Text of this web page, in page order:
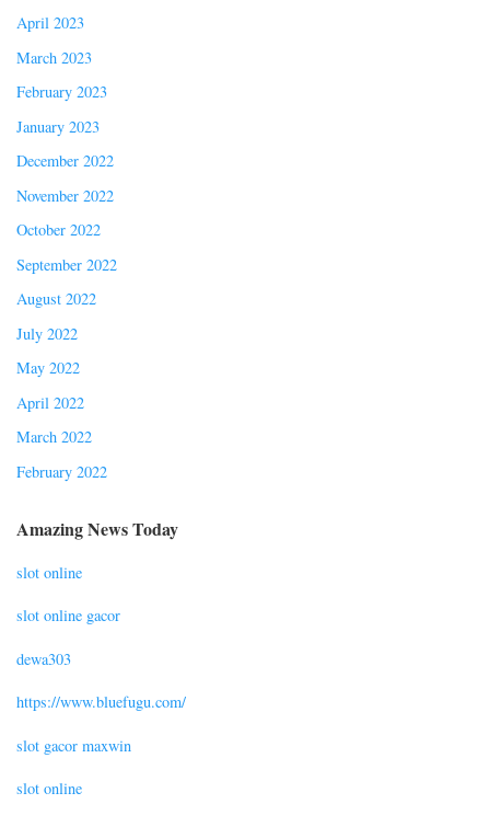
April 2023
March 2023
February 2023
January 2023
December 2022
November 2022
October 2022
September 2022
August 2022
July 2022
May 2022
April 2022
March 2022
February 2022
Amazing News Today
slot online
slot online gacor
dewa303
https://www.bluefugu.com/
slot gacor maxwin
slot online